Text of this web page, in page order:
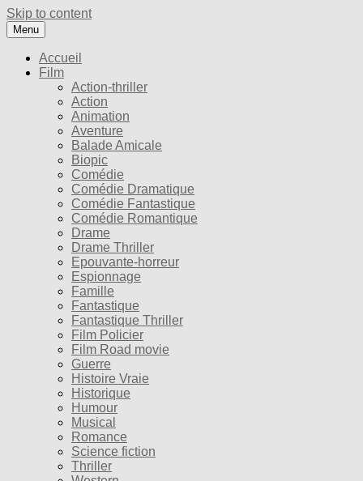
Skip to content
Menu
Accueil
Film
Action-thriller
Action
Animation
Aventure
Balade Amicale
Biopic
Comédie
Comédie Dramatique
Comédie Fantastique
Comédie Romantique
Drame
Drame Thriller
Epouvante-horreur
Espionnage
Famille
Fantastique
Fantastique Thriller
Film Policier
Film Road movie
Guerre
Histoire Vraie
Historique
Humour
Musical
Romance
Science fiction
Thriller